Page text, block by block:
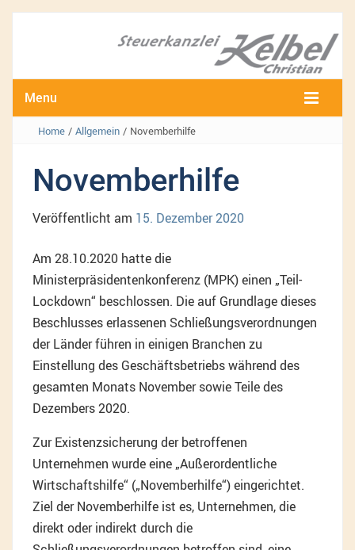
Menu
Home / Allgemein / Novemberhilfe
Novemberhilfe
Veröffentlicht am 15. Dezember 2020
Am 28.10.2020 hatte die
Ministerpräsidentenkonferenz (MPK) einen „Teil-
Lockdown“ beschlossen. Die auf Grundlage dieses
Beschlusses erlassenen Schließungsverordnungen
der Länder führen in einigen Branchen zu
Einstellung des Geschäftsbetriebs während des
gesamten Monats November sowie Teile des
Dezembers 2020.
Zur Existenzsicherung der betroffenen
Unternehmen wurde eine „Außerordentliche
Wirtschaftshilfe“ („Novemberhilfe“) eingerichtet.
Ziel der Novemberhilfe ist es, Unternehmen, die
direkt oder indirekt durch die